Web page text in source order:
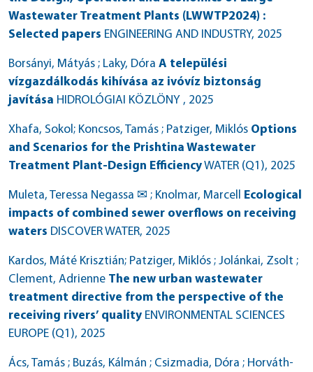
Wastewater Treatment Plants (LWWTP2024) :
Selected papers ENGINEERING AND INDUSTRY, 2025
Borsányi, Mátyás ; Laky, Dóra A települési
vízgazdálkodás kihívása az ivóvíz biztonság
javítása HIDROLÓGIAI KÖZLÖNY , 2025
Xhafa, Sokol; Koncsos, Tamás ; Patziger, Miklós Options
and Scenarios for the Prishtina Wastewater
Treatment Plant-Design EfficiencyWATER (Q1), 2025
Muleta, Teressa Negassa ✉ ; Knolmar, Marcell
Ecological
impacts of combined sewer overflows on receiving
waters DISCOVER WATER, 2025
Kardos, Máté Krisztián; Patziger, Miklós ; Jolánkai, Zsolt ;
Clement, Adrienne The new urban wastewater
treatment directive from the perspective of the
receiving rivers’ quality ENVIRONMENTAL SCIENCES
EUROPE (Q1), 2025
Ács, Tamás ; Buzás, Kálmán ; Csizmadia, Dóra ; Horváth-